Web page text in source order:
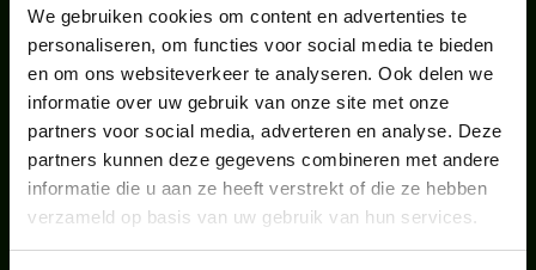
We gebruiken cookies om content en advertenties te
personaliseren, om functies voor social media te bieden
en om ons websiteverkeer te analyseren. Ook delen we
informatie over uw gebruik van onze site met onze
partners voor social media, adverteren en analyse. Deze
partners kunnen deze gegevens combineren met andere
informatie die u aan ze heeft verstrekt of die ze hebben
verzameld op basis van uw gebruik van hun services.
ONS TEAM GROEIT VERDER
juni 17, 2026
HANDIGE LINKS
Office plants